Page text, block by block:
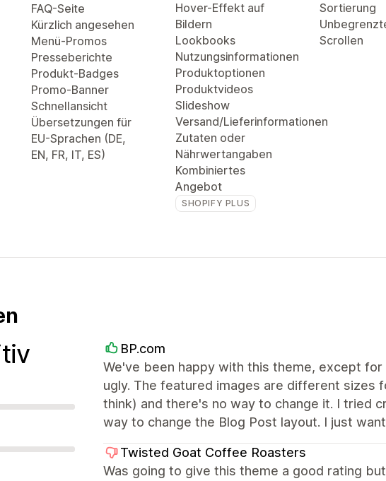
FAQ-Seite
Kürzlich angesehen
Menü-Promos
Presseberichte
Produkt-Badges
Promo-Banner
Schnellansicht
Übersetzungen für
EU-Sprachen (DE,
EN, FR, IT, ES)
Hover-Effekt auf
Bildern
Lookbooks
Nutzungsinformationen
Produktoptionen
Produktvideos
Slideshow
Versand/Lieferinformationen
Zutaten oder
Nährwertangaben
Kombiniertes
Angebot
SHOPIFY PLUS
Sortierung
Scrollen
BP.com
We've been happy with this theme, except
ugly. The featured images are different sizes
think) and there's no way to change it. I tried
way to change the Blog Post layout. I just
Twisted Goat Coffee Roasters
Was going to give this theme a good rating